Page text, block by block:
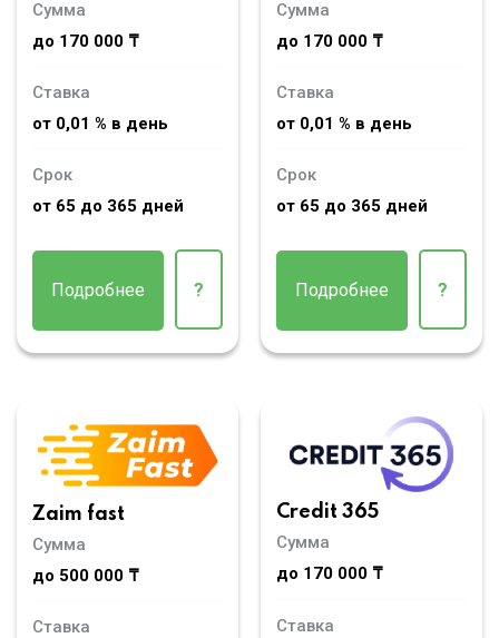
Сумма
до 170 000 ₸
Ставка
от 0,01 % в день
Срок
от 65 до 365 дней
Подробнее ?
Сумма
до 170 000 ₸
Ставка
от 0,01 % в день
Срок
от 65 до 365 дней
Подробнее ?
Zaim fast
Сумма
до 500 000 ₸
Ставка
Credit 365
Сумма
до 170 000 ₸
Ставка